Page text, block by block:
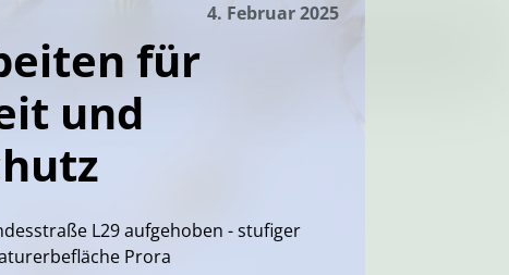
4. Februar 2025
für
und
L29 aufgehoben - stufiger
Prora